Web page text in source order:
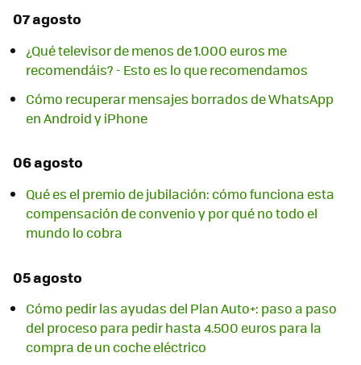
07 agosto
¿Qué televisor de menos de 1.000 euros me
recomendáis? - Esto es lo que recomendamos
Cómo recuperar mensajes borrados de WhatsApp
en Android y iPhone
06 agosto
Qué es el premio de jubilación: cómo funciona esta
compensación de convenio y por qué no todo el
mundo lo cobra
05 agosto
Cómo pedir las ayudas del Plan Auto+: paso a paso
del proceso para pedir hasta 4.500 euros para la
compra de un coche eléctrico